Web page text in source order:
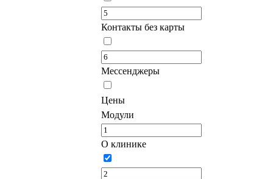
Контакты без карты
Мессенджеры
Цены
Модули
О клинике